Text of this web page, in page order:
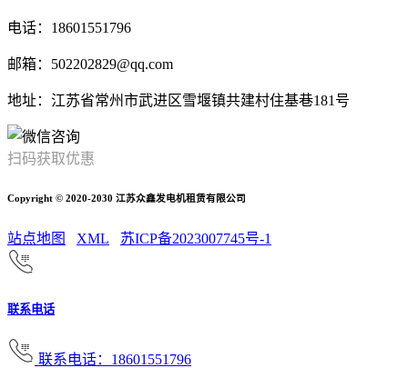
电话：18601551796
邮箱：502202829@qq.com
地址：江苏省常州市武进区雪堰镇共建村住基巷181号
扫码获取优惠
Copyright © 2020-2030 江苏众鑫发电机租赁有限公司
站点地图 XML 苏ICP备2023007745号-1
联系电话
联系电话：18601551796